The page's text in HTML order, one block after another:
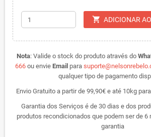
shopping_cart ADICIONAR
Nota: Valide o stock do produto através do
666 ou envie Email para
qualquer tipo de pagamento
Envio Gratuito a partir de 99,90€ e até 10kg
Garantia dos Serviços é de 30 dias e dos
produtos recondicionados que podem ser de 6
garantia